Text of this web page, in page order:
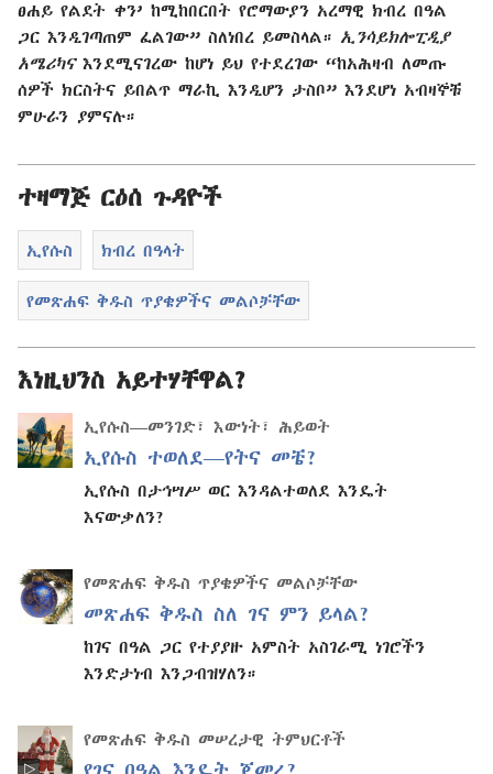
ፀሐይ የልደት ቀን’ ከሚከበርበት የሮማውያን አረማዊ ክብረ በዓል
ጋር እንዲገጣጠም ፈልገው” ስለነበረ ይመስላል። ኢንሳይክሎፒዲያ
አሜሪካናእንደሚናገረው ከሆነ ይህ የተደረገው “ከአሕዛብ ለመጡ
ሰዎች ክርስትና ይበልጥ ማራኪ እንዲሆን ታስቦ” እንደሆነ አብዛኞቹ
ምሁራን ያምናሉ።
ተዛማጅ ርዕሰ ጉዳዮች
ኢየሱስ ክብረ በዓላት
የመጽሐፍ ቅዱስ ጥያቄዎችና መልሶቻቸው
እነዚህንስ አይተሃቸዋል?
ኢየሱስ—መንገድ፣ እውነት፣ ሕይወት
ኢየሱስ ተወለደ—የትና መቼ?
ኢየሱስ በታኅሣሥ ወር እንዳልተወለደ እንዴት
እናውቃለን?
የመጽሐፍ ቅዱስ ጥያቄዎችና መልሶቻቸው
መጽሐፍ ቅዱስ ስለ ገና ምን ይላል?
ከገና በዓል ጋር የተያያዙ አምስት አስገራሚ ነገሮችን
እንድታነብ እንጋብዝሃለን።
የመጽሐፍ ቅዱስ መሠረታዊ ትምህርቶች